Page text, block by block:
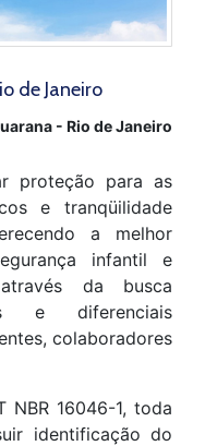
de Janeiro
- Rio de Janeiro
proteção para as
e tranqüilidade
a melhor
infantil e
da busca
e diferenciais
colaboradores
NBR 16046-1, toda
identificação do